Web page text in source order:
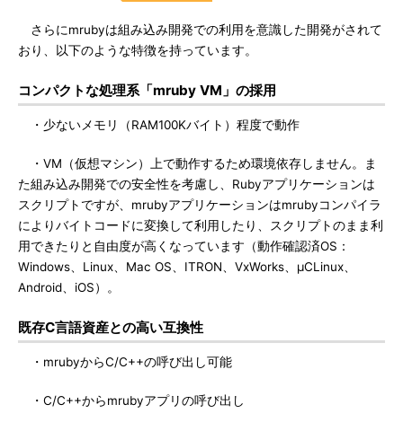
さらにmrubyは組み込み開発での利用を意識した開発がされて
おり、以下のような特徴を持っています。
コンパクトな処理系「mruby VM」の採用
・少ないメモリ（RAM100Kバイト）程度で動作
・VM（仮想マシン）上で動作するため環境依存しません。ま
た組み込み開発での安全性を考慮し、Rubyアプリケーションは
スクリプトですが、mrubyアプリケーションはmrubyコンパイラ
によりバイトコードに変換して利用したり、スクリプトのまま利
用できたりと自由度が高くなっています（動作確認済OS：
Windows、Linux、Mac OS、ITRON、VxWorks、μCLinux、
Android、iOS）。
既存C言語資産との高い互換性
・mrubyからC/C++の呼び出し可能
・C/C++からmrubyアプリの呼び出し